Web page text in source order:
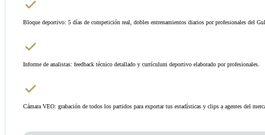
Bloque deportivo: 5 días de competición real, dobles entrenamientos diarios por profesionales del
Informe de analistas: feedback técnico detallado y currículum deportivo elaborado por profesionales.
Cámara VEO: grabación de todos los partidos para exportar tus estadísticas y clips a agentes del